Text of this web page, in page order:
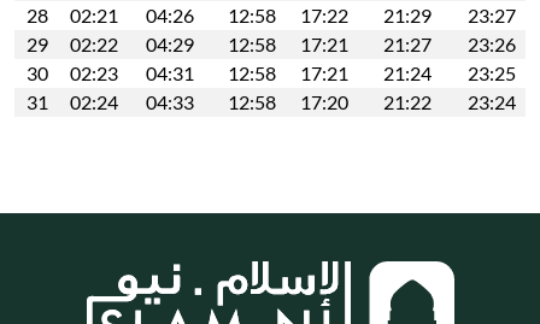
28
02:21 04:26 12:58 17:22 21:29
23:27
29
02:22 04:29 12:58 17:21 21:27
23:26
30
02:23 04:31 12:58 17:21 21:24
23:25
31
02:24 04:33 12:58 17:20 21:22 23:24